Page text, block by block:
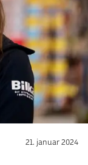
21. januar 2024